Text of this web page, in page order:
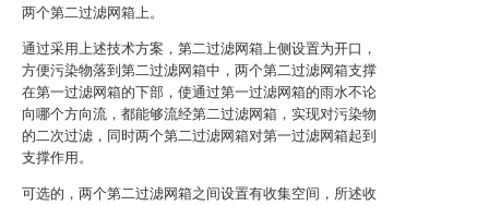
两个第二过滤网箱上。
通过采用上述技术方案，第二过滤网箱上侧设置为开口，
方便污染物落到第二过滤网箱中，两个第二过滤网箱支撑
在第一过滤网箱的下部，使通过第一过滤网箱的雨水不论
向哪个方向流，都能够流经第二过滤网箱，实现对污染物
的二次过滤，同时两个第二过滤网箱对第一过滤网箱起到
支撑作用。
可选的，两个第二过滤网箱之间设置有收集空间，所述收